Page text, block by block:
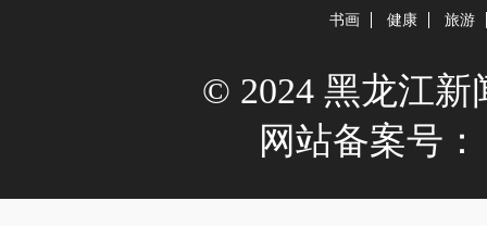
书画 健康 旅游
© 2024 黑龙江新
网站备案号：